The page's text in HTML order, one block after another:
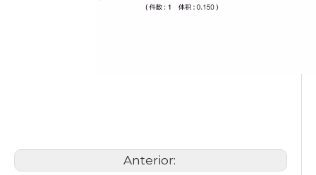
Anterior: